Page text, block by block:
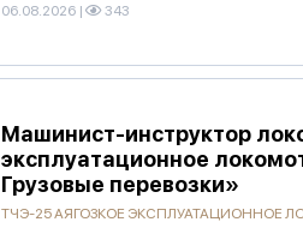
06.08.2026 | 343
Машинист-инструктор
эксплуатационное
Грузовые перевозки»
ТЧЭ-25 АЯГОЗКОЕ ЭКСПЛУАТАЦИОННОЕ